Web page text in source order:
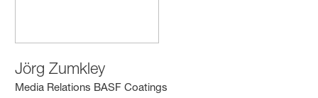
Jörg Zumkley
Media Relations BASF Coatings